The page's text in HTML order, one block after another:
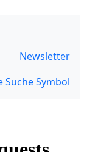
Newsletter